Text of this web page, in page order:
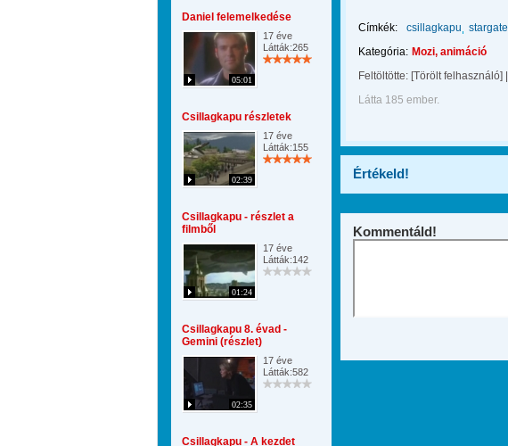
Daniel felemelkedése
05:01
17 éve
Látták:265
Csillagkapu részletek
02:39
17 éve
Látták:155
Csillagkapu - részlet a
filmből
01:24
17 éve
Látták:142
Csillagkapu 8. évad -
Gemini (részlet)
02:35
17 éve
Látták:582
Csillagkapu - A kezdet
Címkék: csillagkapu
stargate
Kategória: Mozi, animáció
Feltöltötte: [Törölt felhasználó]
Látta 185 ember.
Értékeld!
Kommentáld!